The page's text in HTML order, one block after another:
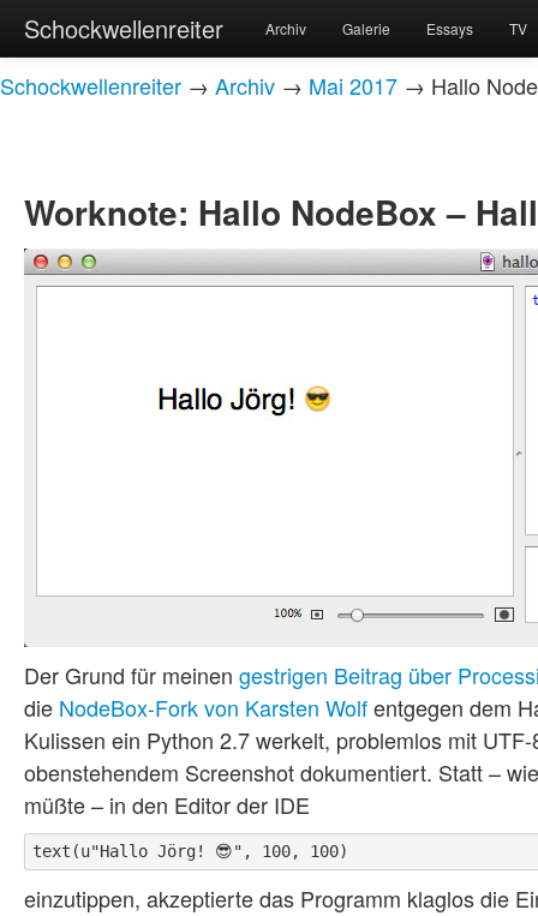
Schockwellenreiter Archiv Galerie Essays TV
Schockwellenreiter → Archiv → Mai 2017 → Hallo
Worknote: Hallo NodeBox –
Der Grund für meinen gestrigen Beitrag über
die NodeBox-Fork von Karsten Wolfentgegen dem
Kulissen ein Python 2.7 werkelt, problemlos mit
obenstehendem Screenshot dokumentiert. Statt –
müßte – in den Editor der IDE
einzutippen, akzeptierte das Programm klaglos die